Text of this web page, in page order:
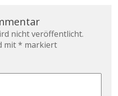
nicht veröffentlicht.
mit* markiert